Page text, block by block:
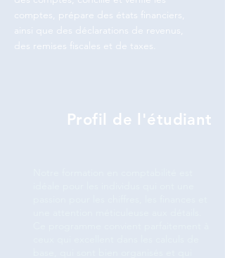
comptes, prépare des états financiers,
ainsi que des déclarations de revenus,
des remises fiscales et de taxes.
Profil de l'étudiant